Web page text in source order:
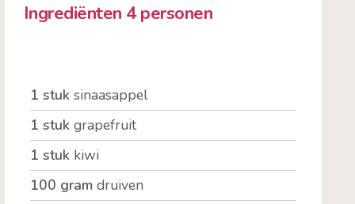
Ingrediënten 4 personen
1 stuk sinaasappel
1 stuk grapefruit
1 stuk kiwi
100 gram druiven